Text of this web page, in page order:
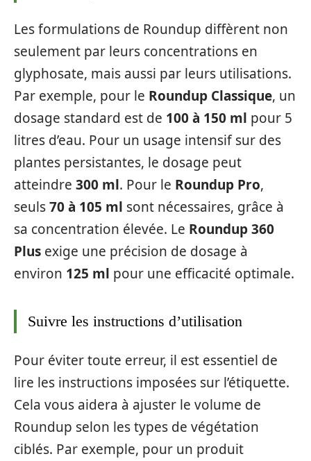
Les formulations de Roundup diffèrent non
seulement par leurs concentrations en
glyphosate, mais aussi par leurs utilisations.
Par exemple, pour le Roundup Classique, un
dosage standard est de 100 à 150 ml pour 5
litres d’eau. Pour un usage intensif sur des
plantes persistantes, le dosage peut
atteindre 300 ml. Pour le Roundup Pro,
seuls70 à 105 ml sont nécessaires, grâce à
sa concentration élevée. Le Roundup 360
Plus exige une précision de dosage à
environ 125 ml pour une efficacité optimale.
Suivre les instructions d’utilisation
Pour éviter toute erreur, il est essentiel de
lire les instructions imposées sur l’étiquette.
Cela vous aidera à ajuster le volume de
Roundup selon les types de végétation
ciblés. Par exemple, pour un produit